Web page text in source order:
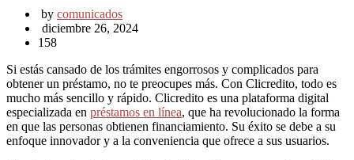
by comunicados
diciembre 26, 2024
158
Si estás cansado de los trámites engorrosos y complicados para
obtener un préstamo, no te preocupes más. Con Clicredito, todo es
mucho más sencillo y rápido. Clicredito es una plataforma digital
especializada en préstamos en línea, que ha revolucionado la forma
en que las personas obtienen financiamiento. Su éxito se debe a su
enfoque innovador y a la conveniencia que ofrece a sus usuarios.